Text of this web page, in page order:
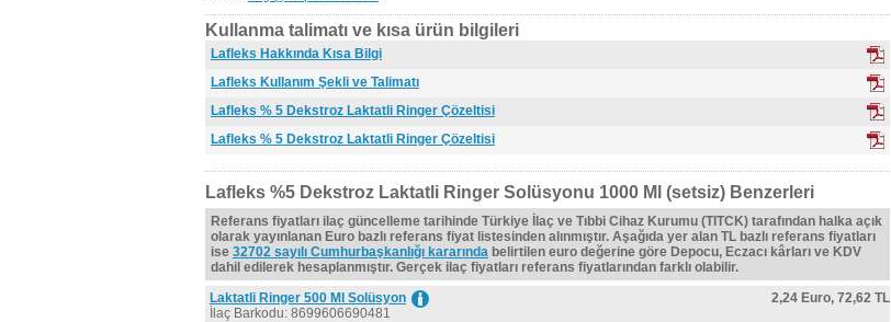
Kullanma talimatı ve kısa ürün bilgileri
Lafleks Hakkında Kısa Bilgi
Lafleks Kullanım Şekli ve Talimatı
Lafleks % 5 Dekstroz Laktatli Ringer Çözeltisi
Lafleks % 5 Dekstroz Laktatli Ringer Çözeltisi
Lafleks %5 Dekstroz Laktatli Ringer Solüsyonu 1000 Ml (setsiz) Benzerleri
Referans fiyatları ilaç güncelleme tarihinde Türkiye İlaç ve Tıbbi Cihaz Kurumu (TITCK) tarafından halka açık
olarak yayınlanan Euro bazlı referans fiyat listesinden alınmıştır. Aşağıda yer alan TL bazlı referans fiyatları
ise 32702 sayılı Cumhurbaşkanlığı kararında belirtilen euro değerine göre Depocu, Eczacı kârları ve KDV
dahil edilerek hesaplanmıştır. Gerçek ilaç fiyatları referans fiyatlarından farklı olabilir.
Laktatli Ringer 500 Ml Solüsyon
İlaç Barkodu: 8699606690481
2,24 Euro, 72,62 TL